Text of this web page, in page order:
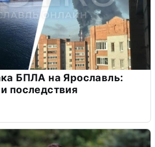
БПЛА на Ярославль:
последствия